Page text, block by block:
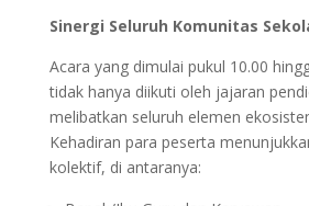
Sinergi Seluruh Komunitas
Acara yang dimulai pukul 10.00
tidak hanya diikuti oleh jajaran
melibatkan seluruh elemen
Kehadiran para peserta
kolektif, di antaranya: